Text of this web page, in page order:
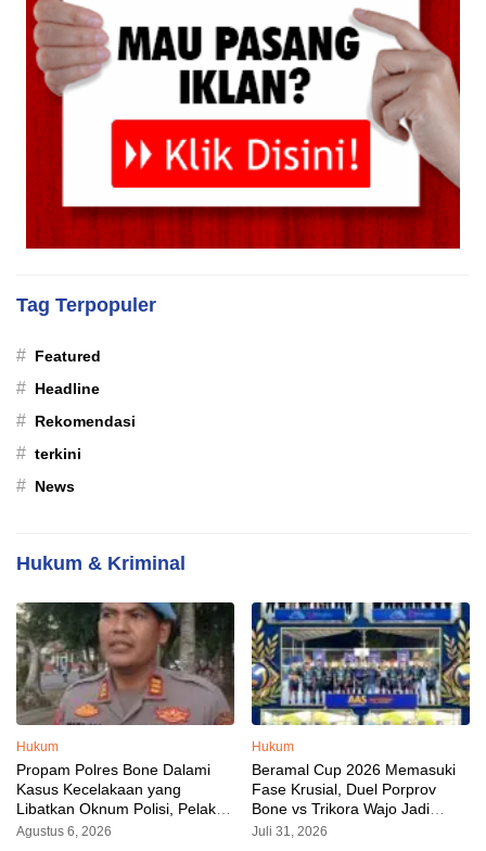
Tag Terpopuler
# Featured
# Headline
# Rekomendasi
# terkini
# News
Hukum & Kriminal
Hukum
Propam Polres Bone Dalami
Kasus Kecelakaan yang
Libatkan Oknum Polisi, Pelaku
Sudah Diamankan
Agustus 6, 2026
Hukum
Beramal Cup 2026 Memasuki
Fase Krusial, Duel Porprov
Bone vs Trikora Wajo Jadi
Sorotan Malam Ini
Juli 31, 2026